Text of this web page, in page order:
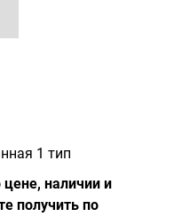
1 тип
наличии и
получить по